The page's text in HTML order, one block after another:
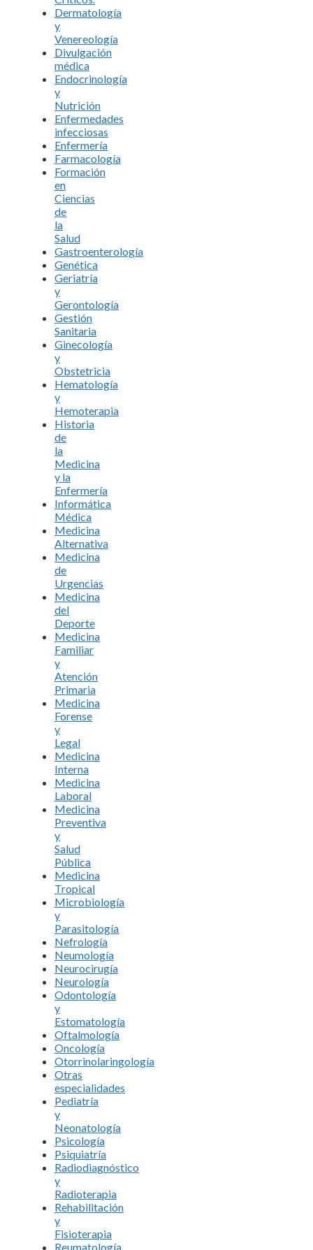
Dermatología
y
Venereología
Divulgación
médica
Endocrinología
y
Nutrición
Enfermedades
infecciosas
Enfermería
Farmacología
Formación
en
Ciencias
de
la
Salud
Gastroenterología
Genética
Geriatría
y
Gerontología
Gestión
Sanitaria
Ginecología
y
Obstetricia
Hematología
y
Hemoterapia
Historia
de
la
Medicina
y la
Enfermería
Informática
Médica
Medicina
Alternativa
Medicina
de
Urgencias
Medicina
del
Deporte
Medicina
Familiar
y
Atención
Primaria
Medicina
Forense
y
Legal
Medicina
Interna
Medicina
Laboral
Medicina
Preventiva
y
Salud
Pública
Medicina
Tropical
Microbiología
y
Parasitología
Nefrología
Neumología
Neurocirugía
Neurología
Odontología
y
Estomatología
Oftalmología
Oncología
Otorrinolaringología
Otras
especialidades
Pediatría
y
Neonatología
Psicología
Psiquiatría
Radiodiagnóstico
y
Radioterapia
Rehabilitación
y
Fisioterapia
Reumatología